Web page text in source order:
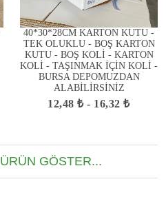
40*30*28CM KARTON KUTU -
TEK OLUKLU - BOŞ KARTON
KUTU - BOŞ KOLİ - KARTON
KOLİ - TAŞINMAK İÇİN KOLİ -
BURSA DEPOMUZDAN
ALABİLİRSİNİZ
12,48 ₺ - 16,32 ₺
GÖSTER...